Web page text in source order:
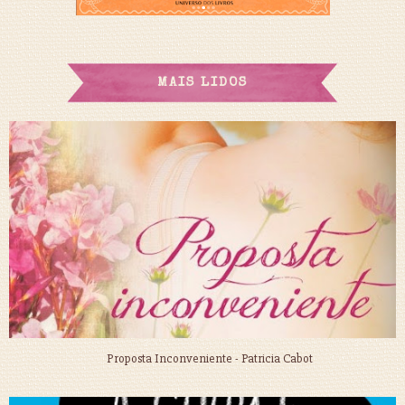
MAIS LIDOS
Proposta Inconveniente - Patricia Cabot